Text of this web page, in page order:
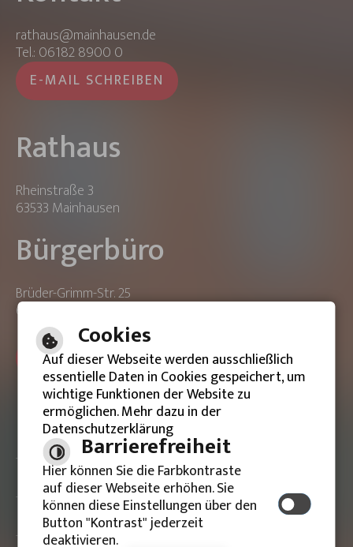
rathaus@mainhausen.de
Tel.: 06182 8900 0
E-MAIL SCHREIBEN
Rathaus
Rheinstraße 3
63533 Mainhausen
Bürgerbüro
Brüder-Grimm-Str. 25
63533 Mainhausen
ONLINE-TERMIN BUCHEN
Barrierefreie Ansicht
Impressum
Datenschutzerklärung
Cookies
Auf dieser Webseite werden ausschließlich
essentielle Daten in Cookies gespeichert, um
wichtige Funktionen der Website zu
ermöglichen. Mehr dazu in der
Datenschutzerklärung
Barrierefreiheit
Hier können Sie die Farbkontraste
auf dieser Webseite erhöhen. Sie
können diese Einstellungen über den
Button "Kontrast" jederzeit
deaktivieren.